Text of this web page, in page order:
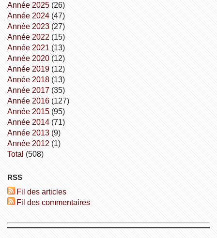
année 2025(26)
année 2024(47)
année 2023(27)
année 2022 (15)
année 2021 (13)
année 2020(12)
année 2019(12)
année 2018(13)
année 2017(35)
année 2016(127)
année 2015(95)
année 2014(71)
année 2013(9)
année 2012 (1)
total (508)
RSS
Fil des articles
Fil des commentaires